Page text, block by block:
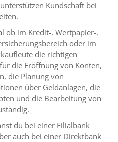
Kundschaft bei
ob im Kredit-, Wertpapier-,
oder im
die richtigen
die Eröffnung von Konten,
die Planung von
über Geldanlagen, die
und die Bearbeitung von
du bei einer Filialbank
auch bei einer Direktbank